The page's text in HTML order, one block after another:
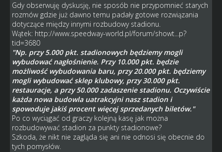
Gdy obserwuję dyskusję, nie sposób nie przypomnieć starych
rozmów gdzie już dawno temu padały gotowe rozwiązania
dotyczące między innymi rozbudowy stadionu.
Wątek: http://www.speedway-world.pl/forum/showt...p?
tid=3680
"Np. przy 5.000 pkt. stadionowych będziemy mogli
wybudować nagłośnienie. Przy 10.000 pkt. będzie
możliwość wybudowania baru, przy 20.000 pkt. będziemy
mogli wybudować sklep klubowy, przy 30.000 pkt.
restauracje, a przy 50.000 zadaszenie stadionu. Oczywiście
każda nowa budowla uatrakcyjni nasz stadion i
spowoduje jakiś procent więcej sprzedanych biletów."
Po co wyciągać od graczy kolejną kasę jak można
rozbudowywać stadion za punkty stadionowe?
Szkoda, że nikt nie zagląda się ani nie odnosi się obecnie do
tych pomysłów.